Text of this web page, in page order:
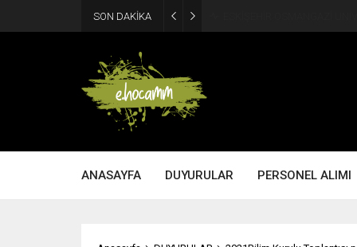
SON DAKİKA
ANASAYFA DUYURULAR PERSONEL ALIMI